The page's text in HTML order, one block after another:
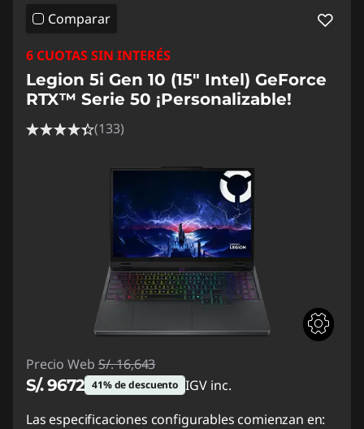
Comparar
6 CUOTAS SIN INTERÉS
Legion 5i Gen 10 (15" Intel) GeForce
RTX™ Serie 50 ¡Personalizable!
(133)
Precio Web S/. 16,643
S/. 9672 41% de descuento IGV inc.
Ahorros instantáneos :-S/. 6971
Las especificaciones configurables comienzan en: